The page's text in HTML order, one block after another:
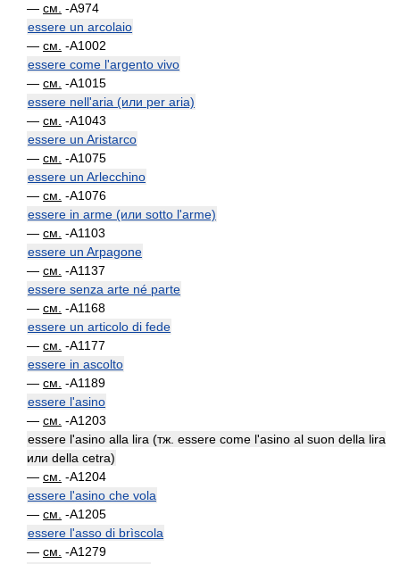
— см. -A974
essere un arcolaio
— см. -A1002
essere come l'argento vivo
— см. -A1015
essere nell'aria (или per aria)
— см. -A1043
essere un Aristarco
— см. -A1075
essere un Arlecchino
— см. -A1076
essere in arme (или sotto l'arme)
— см. -A1103
essere un Arpagone
— см. -A1137
essere senza arte né parte
— см. -A1168
essere un articolo di fede
— см. -A1177
essere in ascolto
— см. -A1189
essere l'asino
— см. -A1203
essere l'asino alla lira (тж. essere come l'asino al suon della lira
или della cetra)
— см. -A1204
essere l'asino che vola
— см. -A1205
essere l'asso di brìscola
— см. -A1279